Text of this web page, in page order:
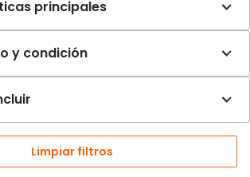
Limpiar filtros